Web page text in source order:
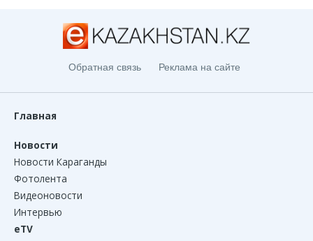
Обратная связь Реклама на сайте
Главная
Новости
Новости Караганды
Фотолента
Видеоновости
Интервью
eTV